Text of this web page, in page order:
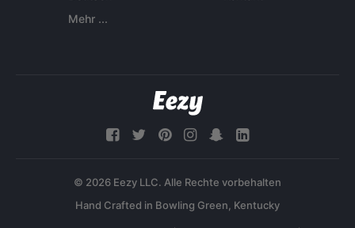
Mehr ...
© 2026 Eezy LLC. Alle Rechte vorbehalten